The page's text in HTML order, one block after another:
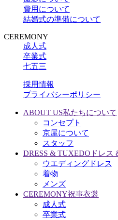
費用について
結婚式の準備について
CEREMONY
成人式
卒業式
七五三
採用情報
プライバシーポリシー
ABOUT US私たちについて
コンセプト
京屋について
スタッフ
DRESS & TUXEDO ドレス
ウエディングドレス
着物
メンズ
CEREMONY祝事衣裳
成人式
卒業式